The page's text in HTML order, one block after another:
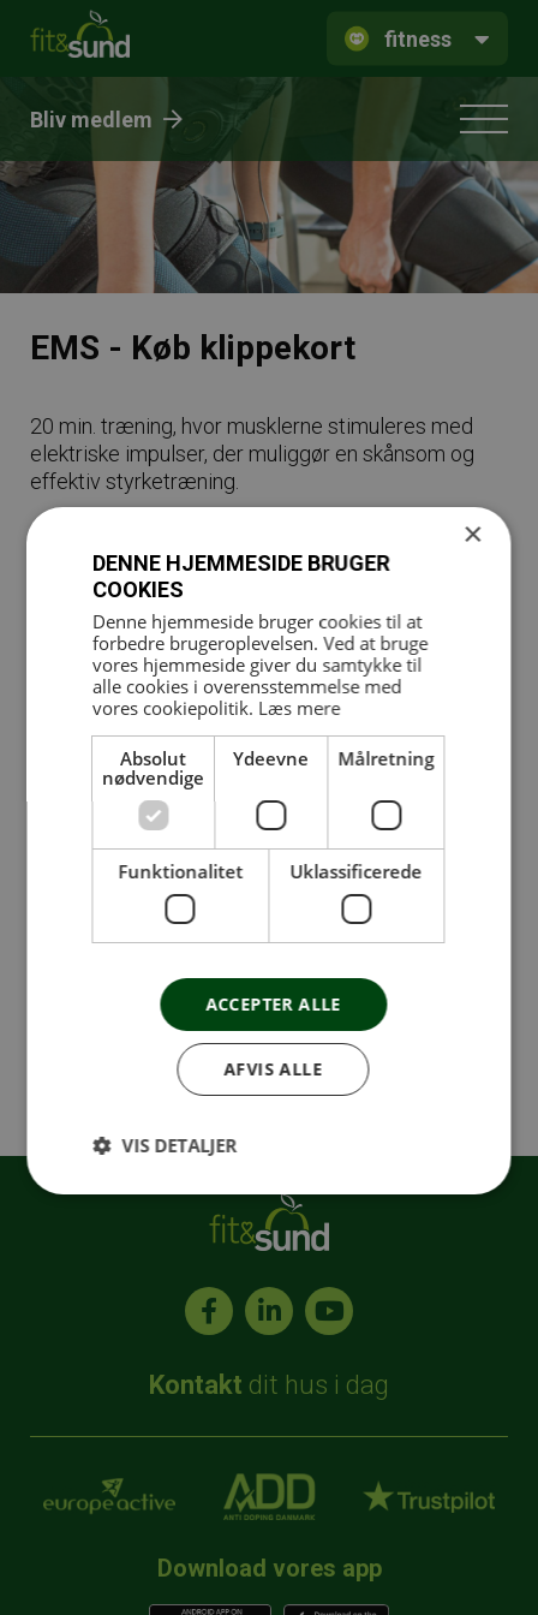
fitness
Bliv medlem
EMS - Køb klippekort
20 min. træning, hvor musklerne stimuleres med
elektriske impulser, der muliggør en skånsom og
effektiv styrketræning.
Kræver medlemskabet Fitness +EMS eller
klippekort til EMS.
Klippekort 10 klip kr. 2.800:Du kan købe dit
klippekort via linket her
Kontakt dit hus i dag
Download vores app
×
DENNE HJEMMESIDE BRUGER
COOKIES
Denne hjemmeside bruger cookies til at
forbedre brugeroplevelsen. Ved at bruge
vores hjemmeside giver du samtykke til
alle cookies i overensstemmelse med
vores cookiepolitik. Læs mere
Absolut
nødvendige
Ydeevne Målretning
Funktionalitet Uklassificerede
ACCEPTER ALLE
AFVIS ALLE
VIS DETALJER